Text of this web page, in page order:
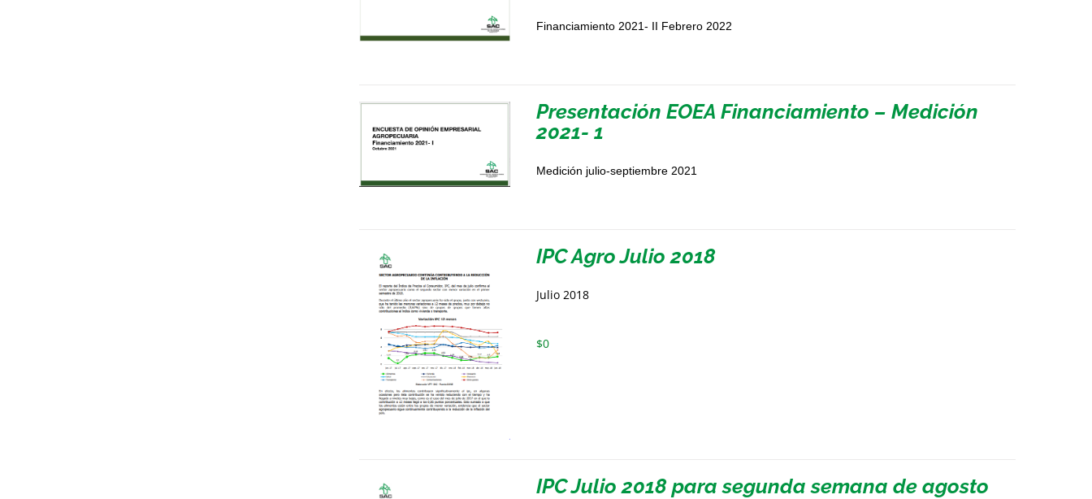
Financiamiento 2021- II Febrero 2022
Presentación EOEA Financiamiento – Medición
2021- 1
Medición julio-septiembre 2021
IPC Agro Julio 2018
Julio 2018
$0
IPC Julio 2018 para segunda semana de agosto